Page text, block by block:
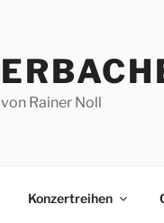
von Rainer Noll
Konzertreihen